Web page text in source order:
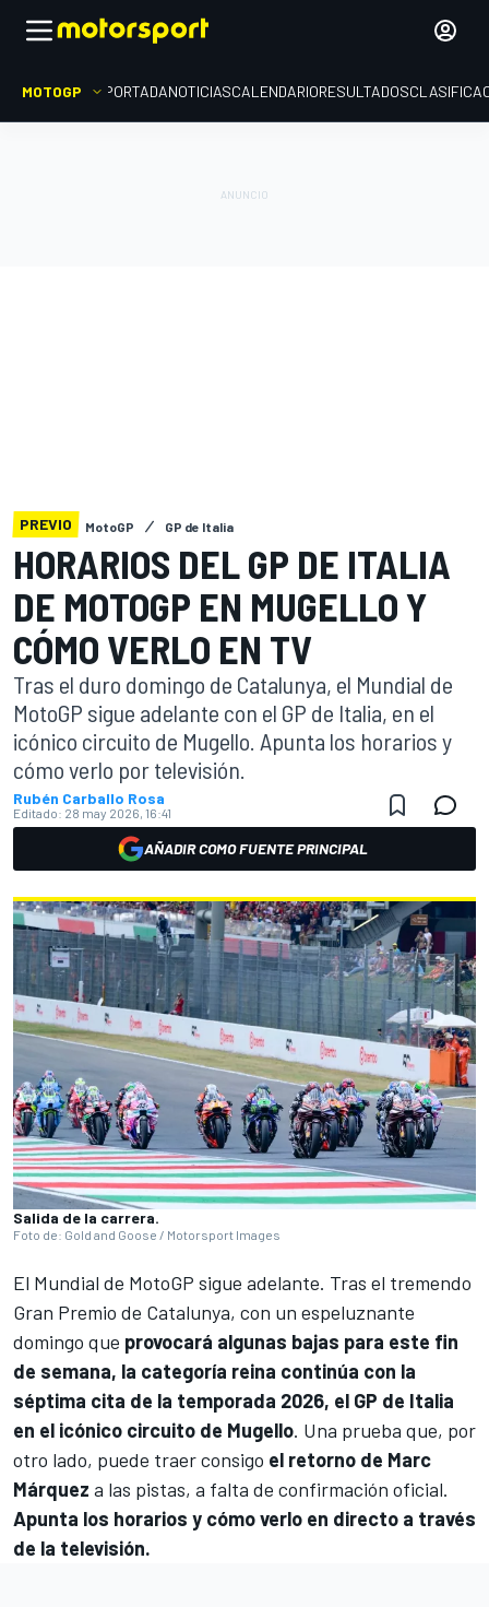
MOTOGP PORTADANOTICIASCALENDARIORESULTADOS
PREVIO MotoGP GP de Italia
HORARIOS DEL GP DE ITALIA
DE MOTOGP EN MUGELLO Y
CÓMO VERLO EN TV
Tras el duro domingo de Catalunya, el Mundial de
MotoGP sigue adelante con el GP de Italia, en el
icónico circuito de Mugello. Apunta los horarios y
cómo verlo por televisión.
Rubén Carballo Rosa
Editado: 28 may 2026, 16:41
AÑADIR COMO FUENTE PRINCIPAL
Salida de la carrera.
Foto de: Gold and Goose / Motorsport Images
El Mundial de MotoGP sigue adelante. Tras el tremendo
Gran Premio de Catalunya, con un espeluznante
domingo que provocará algunas bajas para este fin
de semana, la categoría reina continúa con la
séptima cita de la temporada 2026, el GP de Italia
en el icónico circuito de Mugello. Una prueba que, por
otro lado, puede traer consigo el retorno de Marc
Márquez a las pistas, a falta de confirmación oficial.
Apunta los horarios y cómo verlo en directo a través
de la televisión.